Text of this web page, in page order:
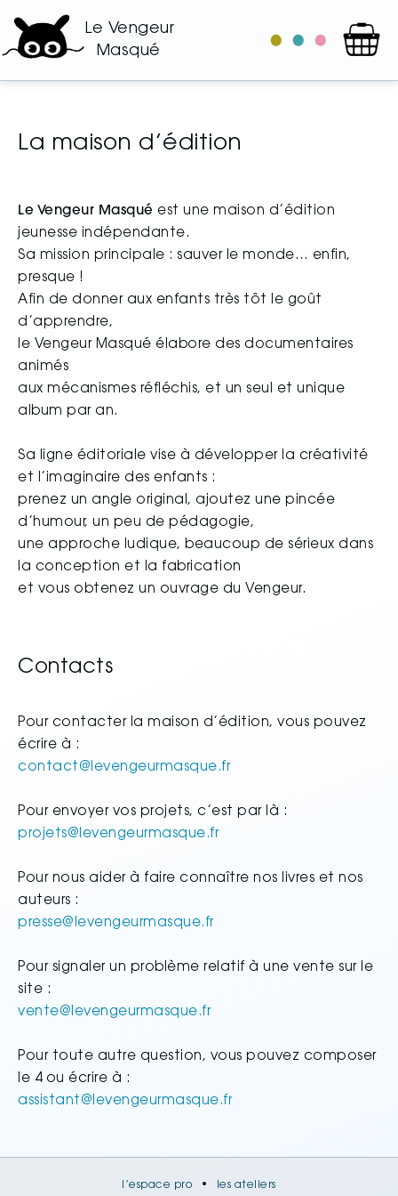
Le Vengeur
Masqué
le
les
les
La maison d’édition
Le Vengeur Masqué est une maison d’édition
jeunesse indépendante.
Sa mission principale : sauver le monde… enfin,
presque !
Afin de donner aux enfants très tôt le goût
d’apprendre,
le Vengeur Masqué élabore des documentaires
animés
aux mécanismes réfléchis, et un seul et unique
album par an.
Sa ligne éditoriale vise à développer la créativité
et l’imaginaire des enfants :
prenez un angle original, ajoutez une pincée
d’humour, un peu de pédagogie,
une approche ludique, beaucoup de sérieux dans
la conception et la fabrication
et vous obtenez un ouvrage du Vengeur.
Contacts
Pour contacter la maison d’édition, vous pouvez
écrire à :
@
Pour envoyer vos projets, c’est par là :
@
Pour nous aider à faire connaître nos livres et nos
auteurs :
@
Pour signaler un problème relatif à une vente sur le
site :
@
Pour toute autre question, vous pouvez composer
le 4 ou écrire à :
@
l’espace pro • les ateliers